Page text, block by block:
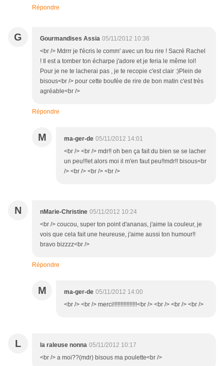
Répondre
G Gourmandises Assia 05/11/2012 10:36
<br /> Mdrrr je t'écris le comm' avec un fou rire ! Sacré Rachel
! Il est a tomber ton écharpe j'adore et je feria le même lol!
Pour je ne te lacherai pas , je te recopie c'est clair :)Plein de
bisous<br /> pour cette boufée de rire de bon matin c'est très
agréable<br />
Répondre
M ma-ger-de 05/11/2012 14:01
<br /> <br /> mdr!! oh ben ça fait du bien se se lacher
un peu!!!et alors moi il m'en faut peu!!mdr!! bisous<br
/> <br /> <br /> <br />
N nMarie-Christine 05/11/2012 10:24
<br /> coucou, super ton point d'ananas, j'aime la couleur, je
vois que cela fait une heureuse, j'aime aussi ton humour!!
bravo bizzzz<br />
Répondre
M ma-ger-de 05/11/2012 14:00
<br /> <br /> merci!!!!!!!!!!!!!!!!<br /> <br /> <br /> <br />
L la raleuse nonna 05/11/2012 10:17
<br /> a moi??(mdr) bisous ma poulette<br />